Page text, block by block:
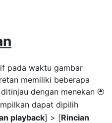
pada waktu gambar
memiliki beberapa
dengan menekan 1
dapat dipilih
playback] > [Rincian